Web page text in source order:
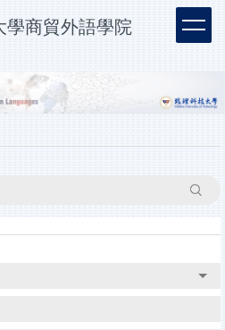
學商貿外語學院
搜尋